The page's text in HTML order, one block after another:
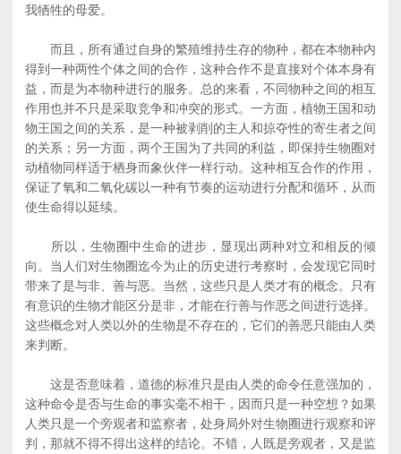
我牺牲的母爱。
而且，所有通过自身的繁殖维持生存的物种，都在本物种内
得到一种两性个体之间的合作，这种合作不是直接对个体本身有
益，而是为本物种进行的服务。总的来看，不同物种之间的相互
作用也并不只是采取竞争和冲突的形式。一方面，植物王国和动
物王国之间的关系，是一种被剥削的主人和掠夺性的寄生者之间
的关系；另一方面，两个王国为了共同的利益，即保持生物圈对
动植物同样适于栖身而象伙伴一样行动。这种相互合作的作用，
保证了氧和二氧化碳以一种有节奏的运动进行分配和循环，从而
使生命得以延续。
所以，生物圈中生命的进步，显现出两种对立和相反的倾
向。当人们对生物圈迄今为止的历史进行考察时，会发现它同时
带来了是与非、善与恶。当然，这些只是人类才有的概念。只有
有意识的生物才能区分是非，才能在行善与作恶之间进行选择。
这些概念对人类以外的生物是不存在的，它们的善恶只能由人类
来判断。
这是否意味着，道德的标准只是由人类的命令任意强加的，
这种命令是否与生命的事实毫不相干，因而只是一种空想？如果
人类只是一个旁观者和监察者，处身局外对生物圈进行观察和评
判，那就不得不得出这样的结论。不错，人既是旁观者，又是监